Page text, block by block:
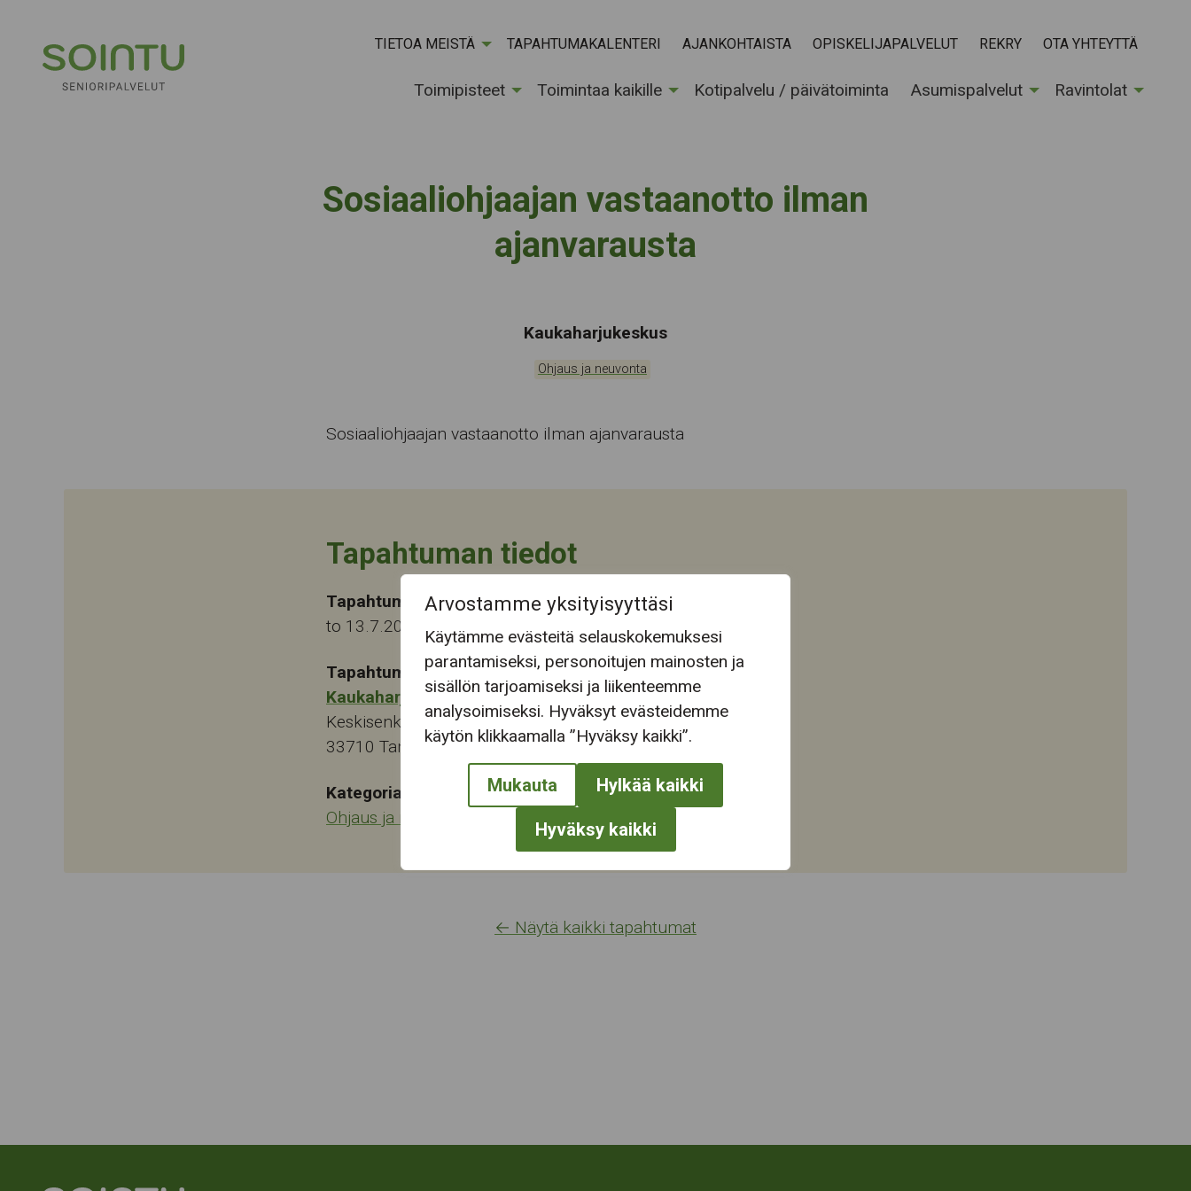
Arvostamme yksityisyyttäsi
Käytämme evästeitä selauskokemuksesi
parantamiseksi, personoitujen mainosten ja
sisällön tarjoamiseksi ja liikenteemme
analysoimiseksi. Hyväksyt evästeidemme
käytön klikkaamalla ”Hyväksy kaikki”.
Mukauta Hylkää kaikki
Hyväksy kaikki
TIETOA MEISTÄ TAPAHTUMAKALENTERI AJANKOHTAISTA OPISKELIJAPALVELUT REKRY OTA YHTEYTTÄ
Toimipisteet Toimintaa kaikille Kotipalvelu / päivätoiminta Asumispalvelut Ravintolat
Sosiaaliohjaajan vastaanotto ilman
ajanvarausta
Tapahtumapaikka:
Kaukaharjukeskus
Kategoriat:
Ohjaus ja neuvonta
Sosiaaliohjaajan vastaanotto ilman ajanvarausta
Tapahtuman tiedot
Tapahtuma-aika
to 13.7.2023 9:30
Tapahtumapaikka:
Kaukaharjukeskus
Keskisenkatu 13-15
33710 Tampere
Kategoriat:
Ohjaus ja neuvonta
← Näytä kaikki tapahtumat